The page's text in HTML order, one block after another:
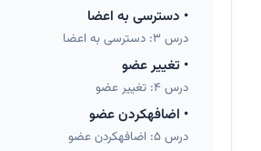
• دسترسی به اعضا
درس 3: دسترسی به اعضا
• تغییر عضو
درس 4: تغییر عضو
• اضافهکردن عضو
درس 5: اضافهکردن عضو